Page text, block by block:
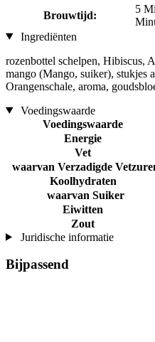
Brouwtijd:
5
Ingrediënten
rozenbottel schelpen, Hibiscus,
mango (Mango, suiker), stukjes
Orangenschale, aroma,
Voedingswaarde
Voedingswaarde
Energie
Vet
waarvan Verzadigde
Koolhydraten
waarvan Suiker
Eiwitten
Zout
Juridische informatie
Bijpassend